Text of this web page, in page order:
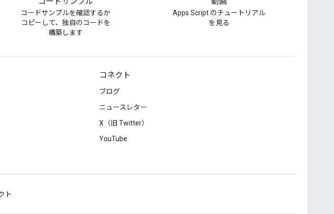
コードサンプルを確認するか
コピーして、独自のコードを
構築します
Apps Script のチュートリアル
を見る
コネクト
ブログ
ニュースレター
X（旧 Twitter）
YouTube
ト